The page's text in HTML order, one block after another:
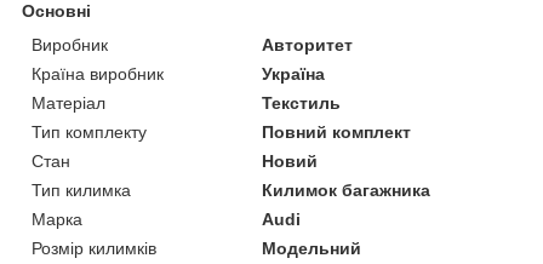
Основні
Виробник
Авторитет
Країна виробник
Україна
Матеріал
Текстиль
Тип комплекту
Повний комплект
Стан
Новий
Тип килимка
Килимок багажника
Марка
Audi
Розмір килимків
Модельний